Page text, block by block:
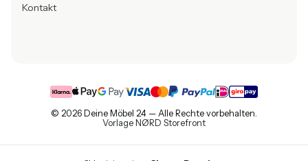
Kontakt
© 2026 Deine Möbel 24 — Alle Rechte vorbehalten.
Vorlage NØRD Storefront